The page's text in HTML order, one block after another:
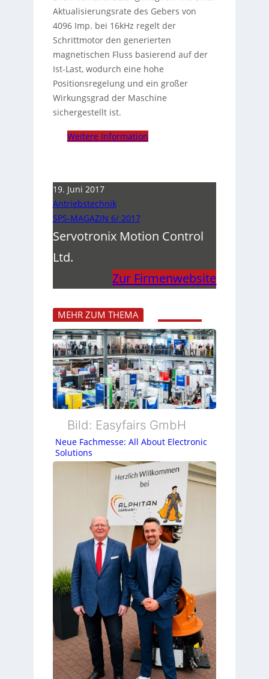
Aktualisierungsrate des Gebers von
4096 Imp. bei 16kHz regelt der
Schrittmotor den generierten
magnetischen Fluss basierend auf der
Ist-Last, wodurch eine hohe
Positionsregelung und ein großer
Wirkungsgrad der Maschine
sichergestellt ist.
Weitere Information
19. Juni 2017
Antriebstechnik
SPS-MAGAZIN 6/ 2017
Servotronix Motion Control
Ltd.
Zur Firmenwebsite
MEHR ZUM THEMA
Bild: Easyfairs GmbH
Neue Fachmesse: All About Electronic
Solutions